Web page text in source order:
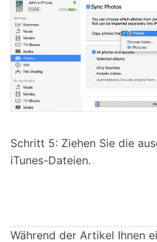
Schritt 5: Ziehen Sie die
iTunes-Dateien.
Während der Artikel Ihnen